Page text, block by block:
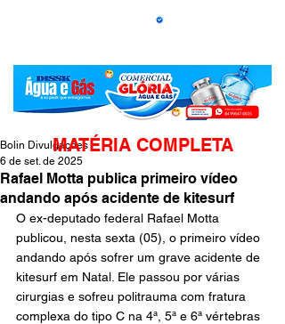
Rafael Motta publica primeiro vídeo
andando após acidente de kitesurf
Bolin Divulgações
6 de set. de 2025
O ex-deputado federal Rafael Motta
publicou, nesta sexta (05), o primeiro vídeo
andando após sofrer um grave acidente de
kitesurf em Natal. Ele passou por várias
cirurgias e sofreu politrauma com fratura
complexa do tipo C na 4ª, 5ª e 6ª vértebras
MATÉRIA COMPLETA